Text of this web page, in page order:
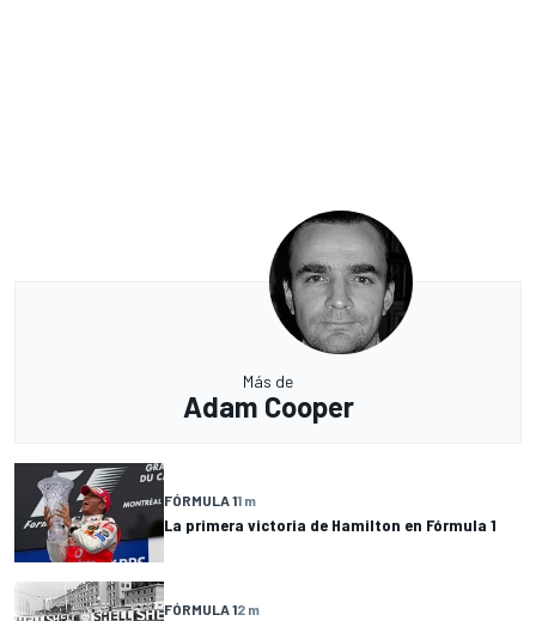
Más de
Adam Cooper
FÓRMULA 11 m
La primera victoria de Hamilton en Fórmula 1
FÓRMULA 12 m